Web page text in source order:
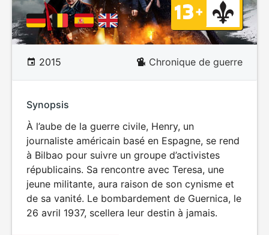
2015 Chronique de guerre
Synopsis
À l’aube de la guerre civile, Henry, un
journaliste américain basé en Espagne, se rend
à Bilbao pour suivre un groupe d’activistes
républicains. Sa rencontre avec Teresa, une
jeune militante, aura raison de son cynisme et
de sa vanité. Le bombardement de Guernica, le
26 avril 1937, scellera leur destin à jamais.